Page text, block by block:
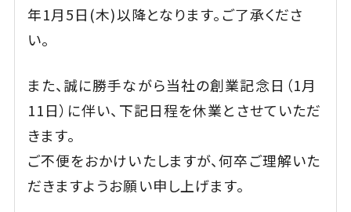
年1月5日(木)以降となります。ご了承くださ
い。
また、誠に勝手ながら当社の創業記念日（1月
11日）に伴い、下記日程を休業とさせていただ
きます。
ご不便をおかけいたしますが、何卒ご理解いた
だきますようお願い申し上げます。